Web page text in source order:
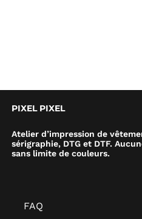
PIXEL PIXEL
Atelier d’impression de
sérigraphie, DTG et DTF.
sans limite de couleurs.
FAQ